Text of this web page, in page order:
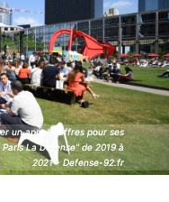
un appel d'offres pour ses
La Défense" de 2019 à
2021 - Defense-92.fr
un appel d'offres pour ses
La Défense" de 2019 à
2021 - Defense-92.fr